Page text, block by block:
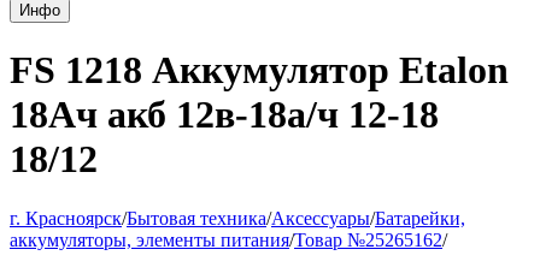
Инфо
FS 1218 Аккумулятор Etalon
18Ач акб 12в-18а/ч 12-18
18/12
г. Красноярск/Бытовая техника/Аксессуары/Батарейки,
аккумуляторы, элементы питания/Товар №25265162/